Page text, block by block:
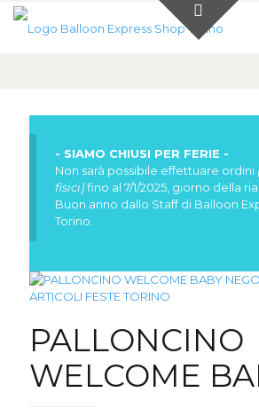
- SIAMO CHIUSI PER FERIE -
Non sarà possibile effettuare ordini
fisici)fino al 7/1/2025, giorno della
Buon anno dallo Staff di Balloon
Torino.
PALLONCINO
WELCOME